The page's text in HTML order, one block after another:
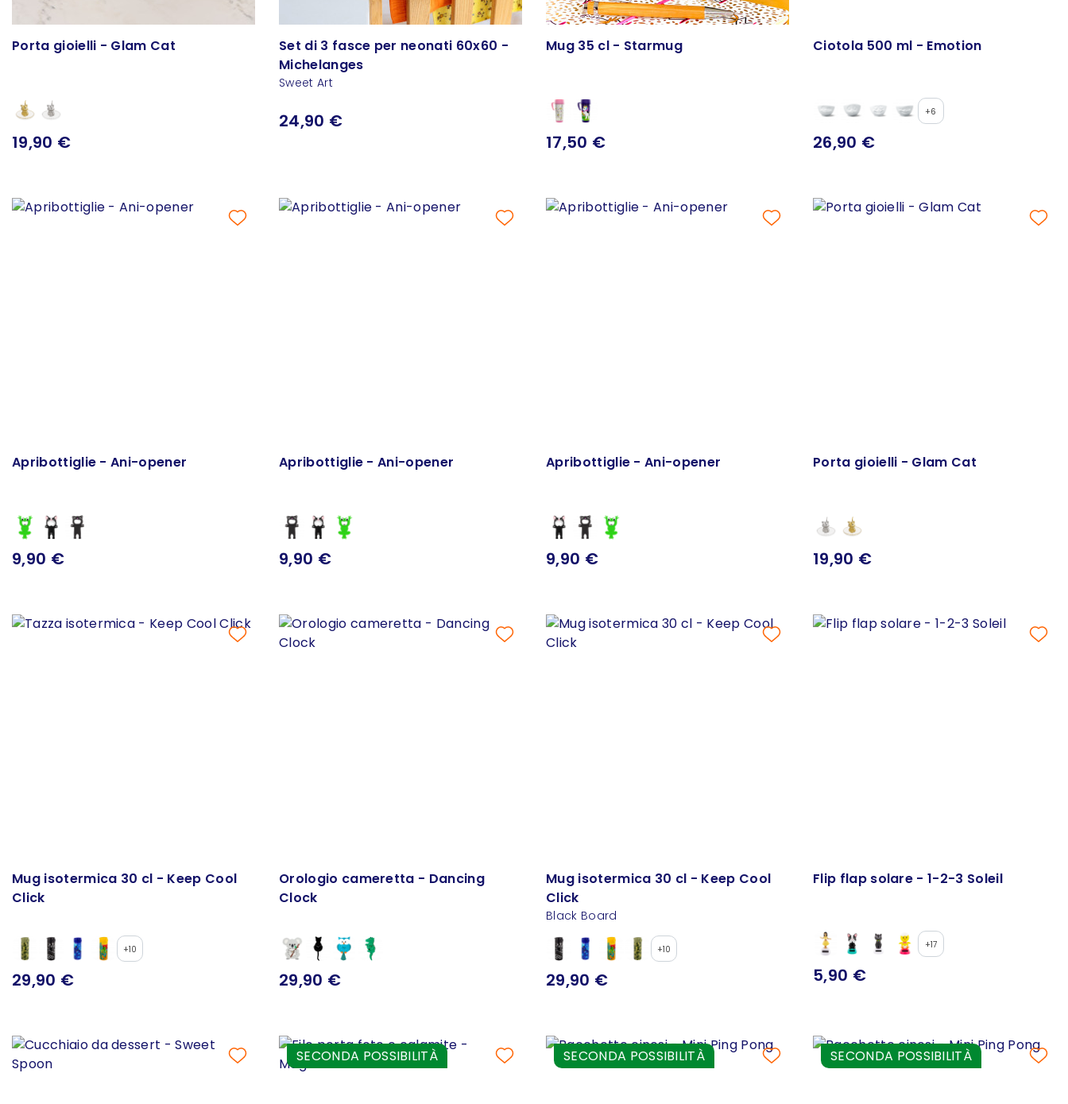
Porta gioielli - Glam Cat
19,90 €
Set di 3 fasce per neonati 60x60 -
Michelanges
Sweet Art
24,90 €
Mug 35 cl - Starmug
17,50 €
Ciotola 500 ml - Emotion
+6
26,90 €
Apribottiglie - Ani-opener
9,90 €
Apribottiglie - Ani-opener
9,90 €
Apribottiglie - Ani-opener
9,90 €
Porta gioielli - Glam Cat
19,90 €
Mug isotermica 30 cl - Keep Cool
Click
+10
29,90 €
Orologio cameretta - Dancing
Clock
29,90 €
Mug isotermica 30 cl - Keep Cool
Click
Black Board
+10
29,90 €
Flip flap solare - 1-2-3 Soleil
+17
5,90 €
SECONDA POSSIBILITÀ SECONDA POSSIBILITÀ SECONDA POSSIBILITÀ